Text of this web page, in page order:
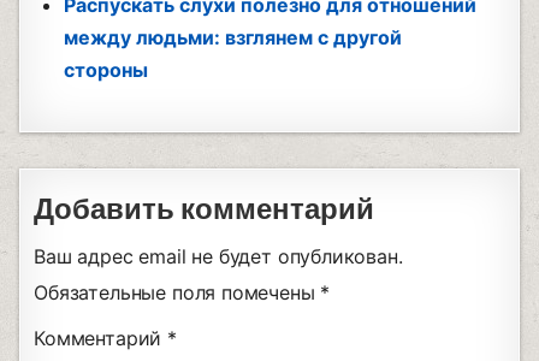
между людьми: взглянем с другой
стороны
Добавить комментарий
Ваш адрес email не будет опубликован.
Обязательные поля помечены *
Комментарий *